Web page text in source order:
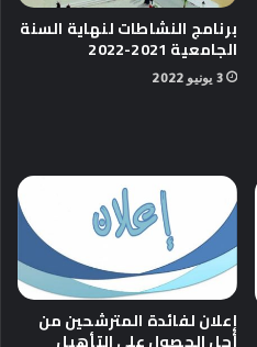
برنامج النشاطات لنهاية السنة
الجامعية 2021-2022
3 يونيو 2022
إعلان لفائدة المترشحين من